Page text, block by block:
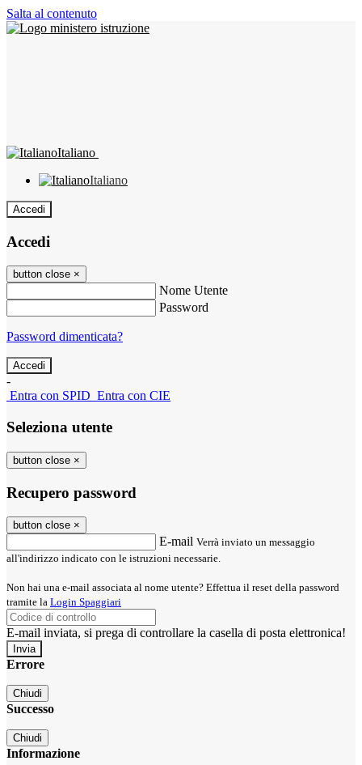
Salta al contenuto
Italiano
Italiano
Accedi
Accedi
button close ×
Nome Utente
Password
Password dimenticata?
-
Entra con SPID Entra con CIE
Seleziona utente
button close ×
Recupero password
button close ×
E-mail Verrà inviato un messaggio
all'indirizzo indicato con le istruzioni necessarie.
Non hai una e-mail associata al nome utente? Effettua il reset della password
tramite la Login Spaggiari
E-mail inviata, si prega di controllare la casella di posta elettronica!
Errore
Chiudi
Successo
Chiudi
Informazione